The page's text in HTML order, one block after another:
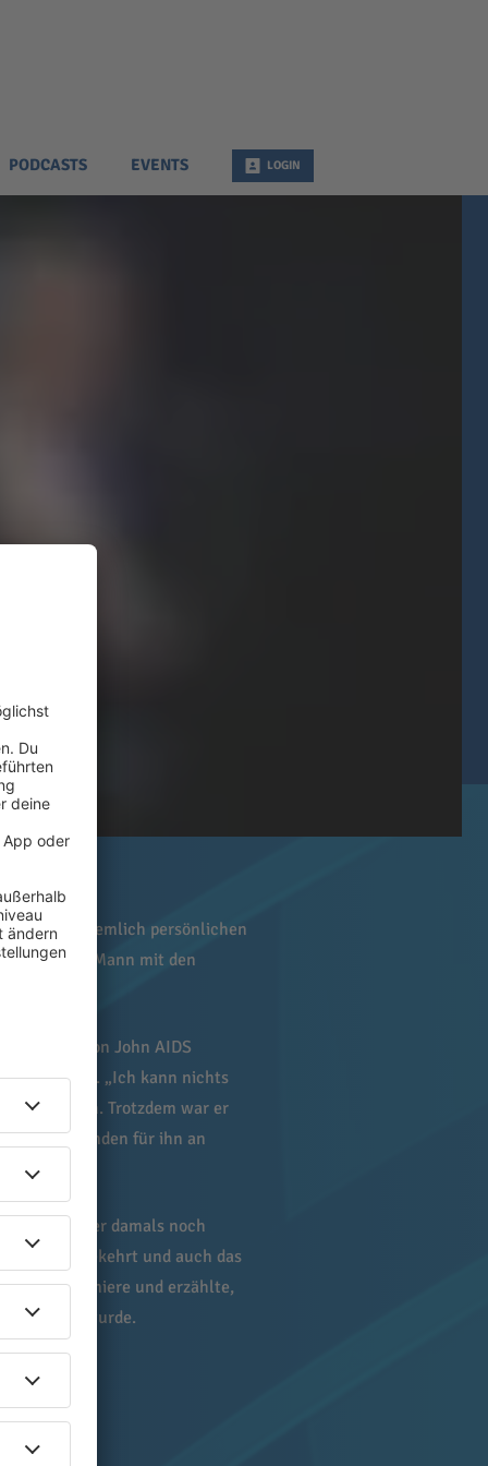
PODCASTS EVENTS LOGIN
mit einer ziemlich persönlichen
bleibt der Mann mit den
seine Elton John AIDS
hat. „Ich kann nichts
helfen. Trotzdem war er
Sache standen für ihn an
konnte, aber damals noch
zurückgekehrt und auch das
bei der Premiere und erzählte,
ausgelöst wurde.